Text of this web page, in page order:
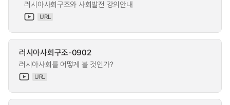
러시아사회구조와 사회발전 강의안내
URL
러시아사회구조-0902
러시아사회를 어떻게 볼 것인가?
URL